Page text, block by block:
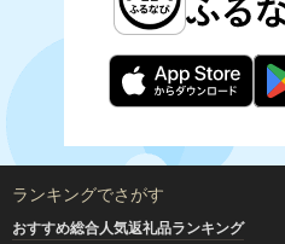
ランキングでさがす
おすすめ総合人気返礼品ランキング